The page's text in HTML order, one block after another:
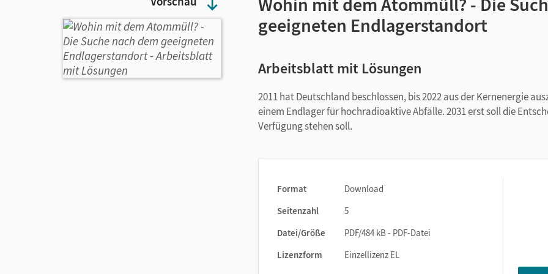
geeigneten Endlagerstandort
Arbeitsblatt mit Lösungen
2011 hat Deutschland beschlossen, bis 2022 aus der Kernenergie
einem Endlager für hochradioaktive Abfälle. 2031 erst soll die
Verfügung stehen soll.
Format
Download
Seitenzahl
5
Datei/Größe
PDF/484 kB - PDF-Datei
Lizenzform
Einzellizenz EL